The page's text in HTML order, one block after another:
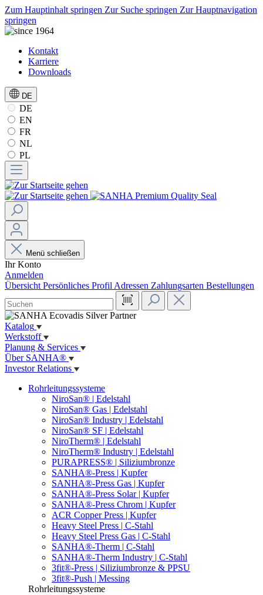
Zum Hauptinhalt springen Zur Suche springen Zur Hauptnavigation
springen
Kontakt
Karriere
Downloads
DE
DE
EN
FR
NL
PL
Menü schließen
Ihr Konto
Anmelden
Übersicht Persönliches Profil Adressen Zahlungsarten Bestellungen
Katalog
Werkstoff
Planung & Services
Über SANHA®
Investor Relations
Rohrleitungssysteme
NiroSan® | Edelstahl
NiroSan® Gas | Edelstahl
NiroSan® Industry | Edelstahl
NiroSan® SF | Edelstahl
NiroTherm® | Edelstahl
NiroTherm® Industry | Edelstahl
PURAPRESS® | Siliziumbronze
SANHA®-Press | Kupfer
SANHA®-Press Gas | Kupfer
SANHA®-Press Solar | Kupfer
SANHA®-Press Chrom | Kupfer
ACR Copper Press | Kupfer
Heavy Steel Press | C-Stahl
Heavy Steel Press Gas | C-Stahl
SANHA®-Therm | C-Stahl
SANHA®-Therm Industry | C-Stahl
3fit®-Press | Siliziumbronze & PPSU
3fit®-Push | Messing
Rohrleitungssysteme